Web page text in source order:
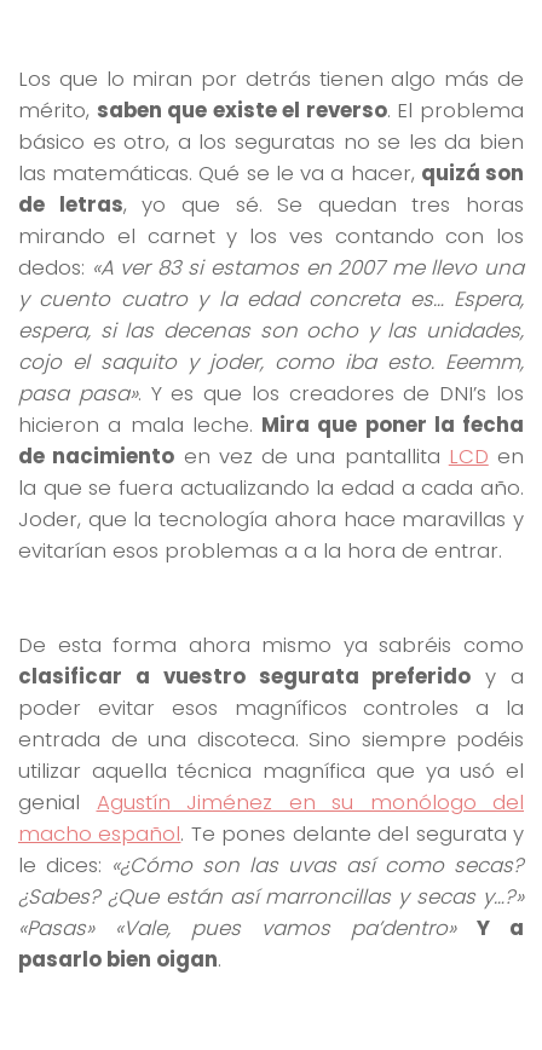
Los que lo miran por detrás tienen algo más de
mérito, saben que existe el reverso. El problema
básico es otro, a los seguratas no se les da bien
las matemáticas. Qué se le va a hacer, quizá son
de letras, yo que sé. Se quedan tres horas
mirando el carnet y los ves contando con los
dedos: «A ver 83 si estamos en 2007 me llevo una
y cuento cuatro y la edad concreta es… Espera,
espera, si las decenas son ocho y las unidades,
cojo el saquito y joder, como iba esto. Eeemm,
pasa pasa». Y es que los creadores de DNI’s los
hicieron a mala leche. Mira que poner la fecha
de nacimiento en vez de una pantallita LCD en
la que se fuera actualizando la edad a cada año.
Joder, que la tecnología ahora hace maravillas y
evitarían esos problemas a a la hora de entrar.
De esta forma ahora mismo ya sabréis como
clasificar a vuestro segurata preferido y a
poder evitar esos magníficos controles a la
entrada de una discoteca. Sino siempre podéis
utilizar aquella técnica magnífica que ya usó el
genial Agustín Jiménez en su monólogo del
macho español. Te pones delante del segurata y
le dices: «¿Cómo son las uvas así como secas?
¿Sabes? ¿Que están así marroncillas y secas y…?»
«Pasas» «Vale, pues vamos pa’dentro»
Y a
pasarlo bien oigan.